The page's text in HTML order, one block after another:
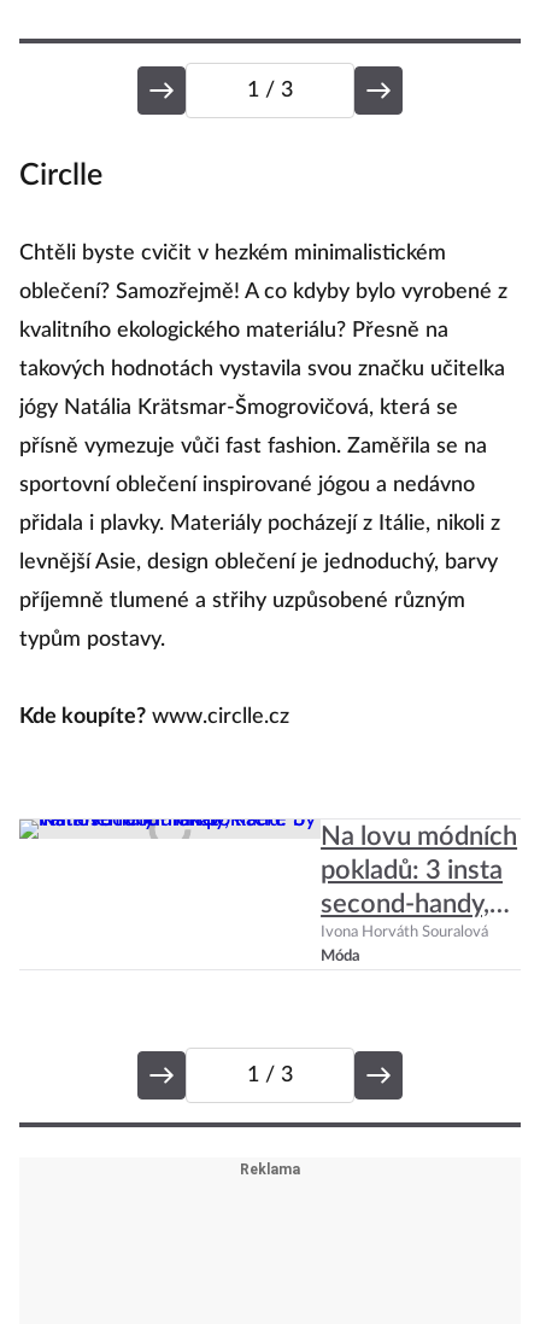
1 / 3
Circlle
Chtěli byste cvičit v hezkém minimalistickém
oblečení? Samozřejmě! A co kdyby bylo vyrobené z
kvalitního ekologického materiálu? Přesně na
takových hodnotách vystavila svou značku učitelka
jógy Natália Krätsmar-Šmogrovičová, která se
přísně vymezuje vůči fast fashion. Zaměřila se na
sportovní oblečení inspirované jógou a nedávno
přidala i plavky. Materiály pocházejí z Itálie, nikoli z
levnější Asie, design oblečení je jednoduchý, barvy
příjemně tlumené a střihy uzpůsobené různým
typům postavy.
Kde koupíte? www.circlle.cz
Na lovu módních
pokladů: 3 insta
second-handy,
které by vám
neměly unikat
Ivona Horváth Souralová
Móda
1 / 3